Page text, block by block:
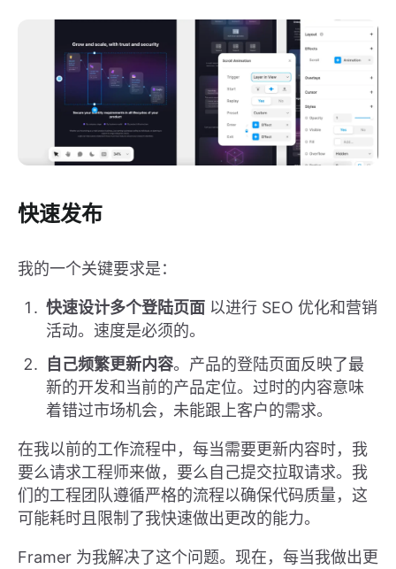
快速发布
我的一个关键要求是：
快速设计多个登陆页面 以进行 SEO 优化和营销
活动。速度是必须的。
自己频繁更新内容。产品的登陆页面反映了最
新的开发和当前的产品定位。过时的内容意味
着错过市场机会，未能跟上客户的需求。
在我以前的工作流程中，每当需要更新内容时，我
要么请求工程师来做，要么自己提交拉取请求。我
们的工程团队遵循严格的流程以确保代码质量，这
可能耗时且限制了我快速做出更改的能力。
Framer 为我解决了这个问题。现在，每当我做出更